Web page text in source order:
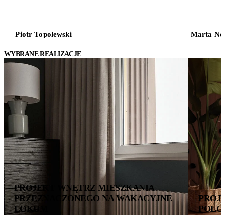
Piotr Topolewski Marta
WYBRANE REALIZACJE
PROJEKT WNĘTRZ MIESZKANIA
PRZEZNACZONEGO NA WAKACYJNE
LOKUM